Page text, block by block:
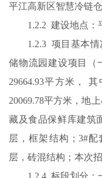
平江高新区智慧冷链
1.2.2 建设地点：
1.2.3 项目基本
储物流园建设项目（
29664.93平方米，
20069.78平方米，地
藏及食品保鲜库建筑
层，框架结构；3#
层，砖混结构；本次
1.2.4 标段划分：